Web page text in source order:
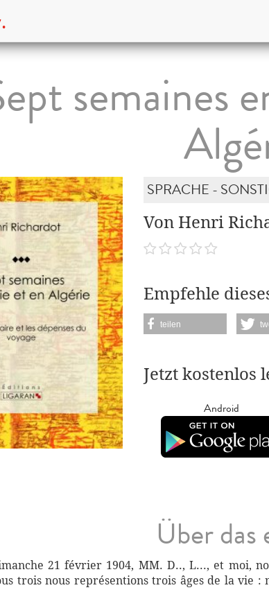
semaines
SPRACHE -
Von Henri
Empfehle
teilen
Jetzt kostenlos
Android
Über das
21 février 1904, MM. D.., L..., et moi,
trois nous représentions trois âges de la vie